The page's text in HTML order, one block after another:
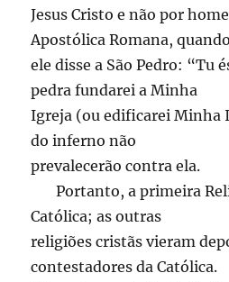
Jesus Cristo e não por
Apostólica Romana, quando
ele disse a São Pedro: “Tu
pedra fundarei a Minha
Igreja (ou edificarei Minha
do inferno não
prevalecerão contra ela.
Portanto, a primeira
Católica; as outras
religiões cristãs vieram
contestadores da Católica.